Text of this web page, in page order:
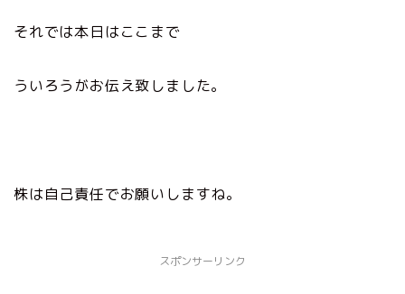
それでは本日はここまで
ういろうがお伝え致しました。
株は自己責任でお願いしますね。
スポンサーリンク